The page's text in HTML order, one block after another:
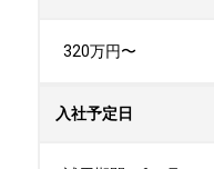
320万円〜
入社予定日